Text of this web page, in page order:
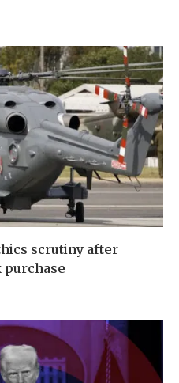
scrutiny after
purchase